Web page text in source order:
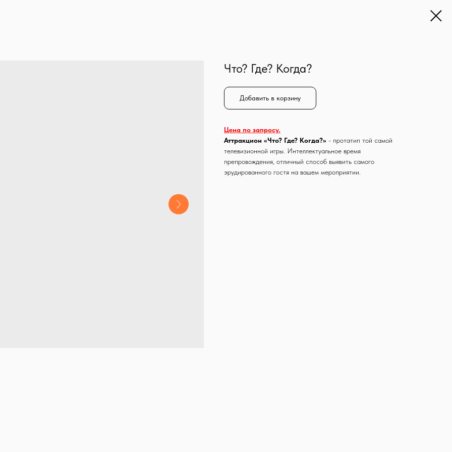
Что? Где? Когда?
Добавить в корзину
Цена по запросу.
Аттракцион «Что? Где? Когда?» - протатип той самой
телевизионной игры. Интеллектуальное время
препровождения, отличный способ выявить самого
эрудированного гостя на вашем мероприятии.